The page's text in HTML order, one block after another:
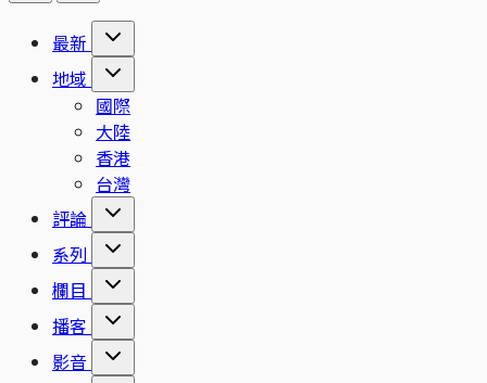
最新
地域
國際
大陸
香港
台灣
評論
系列
欄目
播客
影音